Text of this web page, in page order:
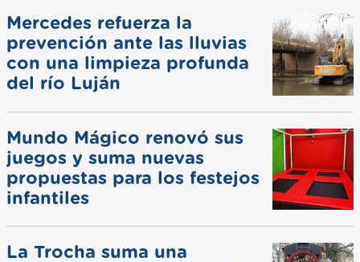
Mercedes refuerza la
prevención ante las lluvias
con una limpieza profunda
del río Luján
Mundo Mágico renovó sus
juegos y suma nuevas
propuestas para los festejos
infantiles
La Trocha suma una